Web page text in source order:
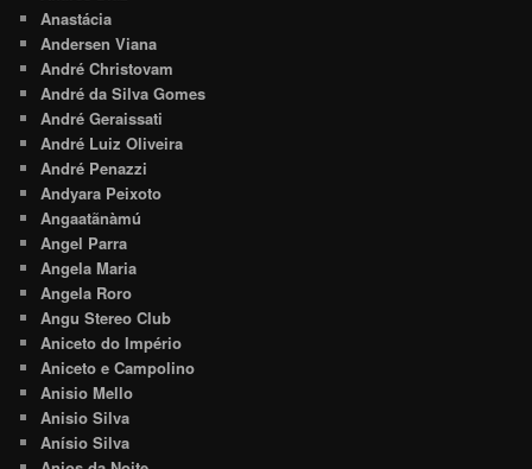
Anastácia
Andersen Viana
André Christovam
André da Silva Gomes
André Geraissati
André Luiz Oliveira
André Penazzi
Andyara Peixoto
Angaatãnàmú
Angel Parra
Angela Maria
Angela Roro
Angu Stereo Club
Aniceto do Império
Aniceto e Campolino
Anisio Mello
Anisio Silva
Anísio Silva